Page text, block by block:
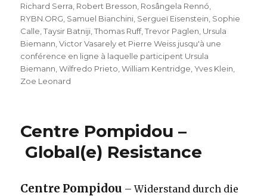
Richard Serra Robert Bresson Rosângela Rennó
RYBN.ORG Samuel Bianchini Sergueï Eisenstein Sophie
Calle ,Taysir Batniji ,Thomas Ruff,Trevor Paglen Ursula
Biemann ,Victor Vasarely et Pierre Weiss jusqu'à une
conférence en ligne à laquelle participent Ursula
Biemann ,Wilfredo Prieto ,William Kentridge ,Yves Klein
Zoe Leonard
Centre Pompidou –
Global(e) Resistance
Centre Pompidou – Widerstand durch die